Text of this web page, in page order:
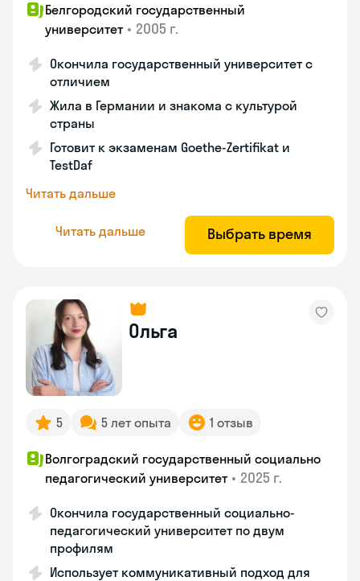
Белгородский государственный
университет • 2005 г.
Окончила государственный университет с
отличием
Жила в Германии и знакома с культурой
страны
Готовит к экзаменам Goethe-Zertifikat и
TestDaf
Читать дальше
Читать дальше Выбрать время
Ольга
5 5 лет опыта 1 отзыв
Волгоградский государственный социально
педагогический университет • 2025 г.
Окончила государственный социально-
педагогический университет по двум
профилям
Использует коммуникативный подход для